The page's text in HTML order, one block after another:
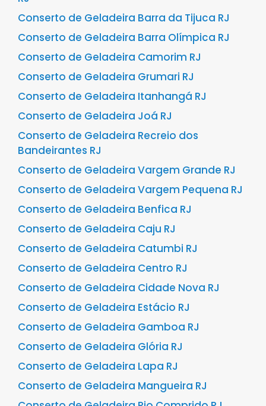
Conserto de Geladeira Barra da Tijuca RJ
Conserto de Geladeira Barra Olímpica RJ
Conserto de Geladeira Camorim RJ
Conserto de Geladeira Grumari RJ
Conserto de Geladeira Itanhangá RJ
Conserto de Geladeira Joá RJ
Conserto de Geladeira Recreio dos
Bandeirantes RJ
Conserto de Geladeira Vargem Grande RJ
Conserto de Geladeira Vargem Pequena RJ
Conserto de Geladeira Benfica RJ
Conserto de Geladeira Caju RJ
Conserto de Geladeira Catumbi RJ
Conserto de Geladeira Centro RJ
Conserto de Geladeira Cidade Nova RJ
Conserto de Geladeira Estácio RJ
Conserto de Geladeira Gamboa RJ
Conserto de Geladeira Glória RJ
Conserto de Geladeira Lapa RJ
Conserto de Geladeira Mangueira RJ